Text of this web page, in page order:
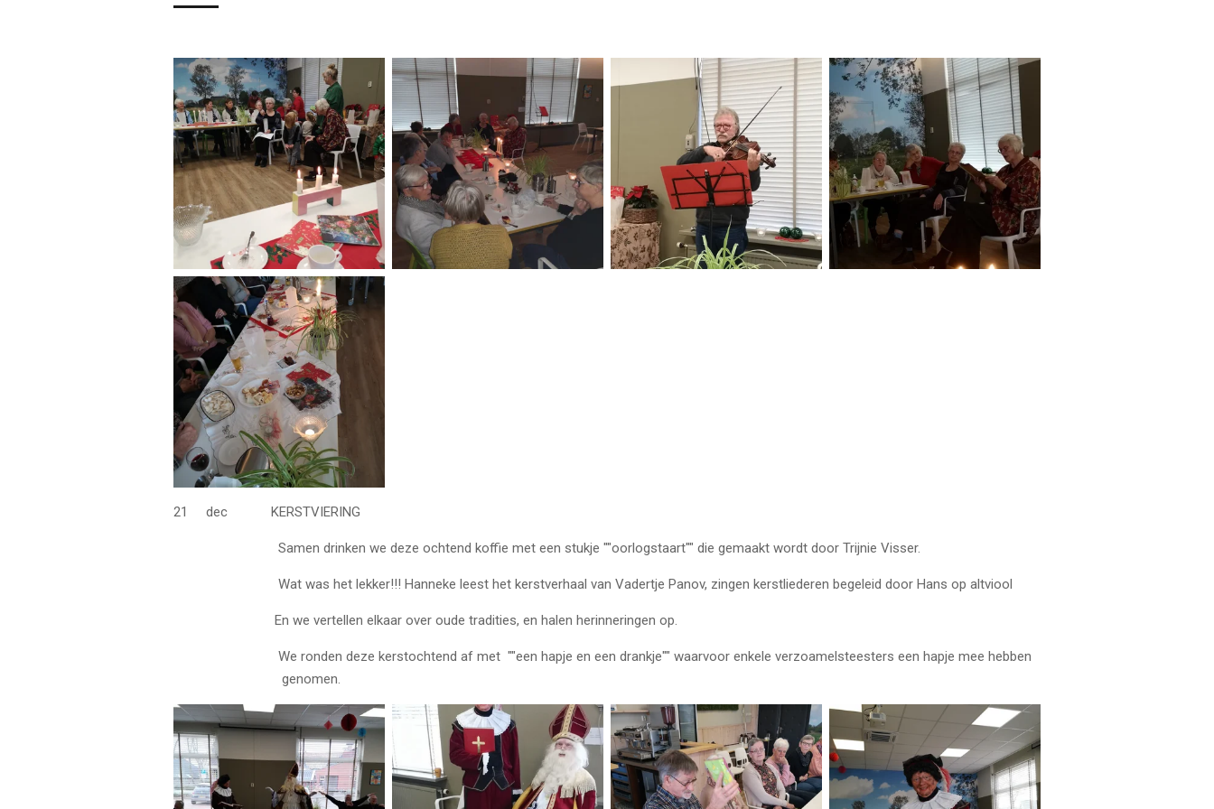
21 dec KERSTVIERING
Samen drinken we deze ochtend koffie met een stukje ""oorlogstaart"" die gemaakt wordt door Trijnie Visser.
Wat was het lekker!!! Hanneke leest het kerstverhaal van Vadertje Panov, zingen kerstliederen begeleid door Hans op altviool
En we vertellen elkaar over oude tradities, en halen herinneringen op.
We ronden deze kerstochtend af met ""een hapje en een drankje"" waarvoor enkele verzoamelsteesters een hapje mee hebben
genomen.